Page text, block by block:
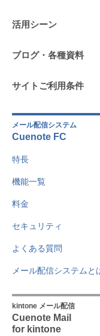
活用シーン
ブログ・各種資料
サイトご利用条件
メール配信システム
Cuenote FC
特長
機能一覧
料金
セキュリティ
よくある質問
メール配信システムと
kintone メール配信
Cuenote Mail
for kintone